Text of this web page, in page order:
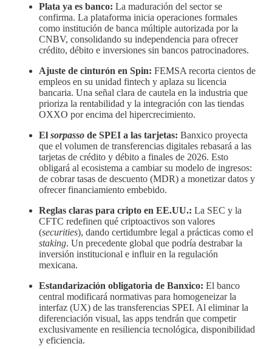
Plata ya es banco: La maduración del sector se
confirma. La plataforma inicia operaciones formales
como institución de banca múltiple autorizada por la
CNBV, consolidando su independencia para ofrecer
crédito, débito e inversiones sin bancos patrocinadores.
Ajuste de cinturón en Spin: FEMSA recorta cientos de
empleos en su unidad fintech y aplaza su licencia
bancaria. Una señal clara de cautela en la industria que
prioriza la rentabilidad y la integración con las tiendas
OXXO por encima del hipercrecimiento.
El sorpasso de SPEI a las tarjetas: Banxico proyecta
que el volumen de transferencias digitales rebasará a las
tarjetas de crédito y débito a finales de 2026. Esto
obligará al ecosistema a cambiar su modelo de ingresos:
de cobrar tasas de descuento (MDR) a monetizar datos y
ofrecer financiamiento embebido.
Reglas claras para cripto en EE.UU.: La SEC y la
CFTC redefinen qué criptoactivos son valores
(securities), dando certidumbre legal a prácticas como el
staking. Un precedente global que podría destrabar la
inversión institucional e influir en la regulación
mexicana.
Estandarización obligatoria de Banxico: El banco
central modificará normativas para homogeneizar la
interfaz (UX) de las transferencias SPEI. Al eliminar la
diferenciación visual, las apps tendrán que competir
exclusivamente en resiliencia tecnológica, disponibilidad
y eficiencia.